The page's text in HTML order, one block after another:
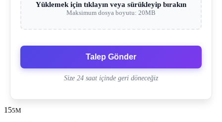
Yüklemek için tıklayın veya sürükleyip bırakın
Maksimum dosya boyutu: 20MB
Talep Gönder
Size 24 saat içinde geri döneceğiz
155M